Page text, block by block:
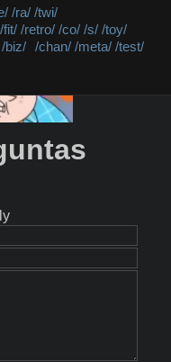
/ra/ /twi/
/fit/ /retro/ /co/ /s/ /toy/
/biz/ /chan/ /meta/ /test/